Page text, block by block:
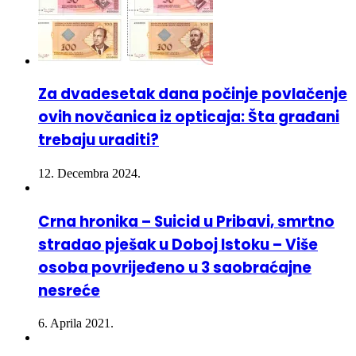
Za dvadesetak dana počinje povlačenje
ovih novčanica iz opticaja: Šta građani
trebaju uraditi?
12. Decembra 2024.
stradao pješak u Doboj Istoku – Više
osoba povrijeđeno u 3 saobraćajne
nesreće
6. Aprila 2021.